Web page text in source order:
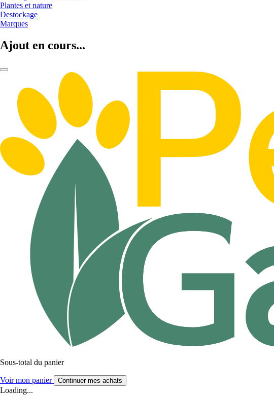
Plantes et nature
Destockage
Marques
Ajout en cours...
Sous-total du panier
Voir mon panier Continuer mes achats
Loading...